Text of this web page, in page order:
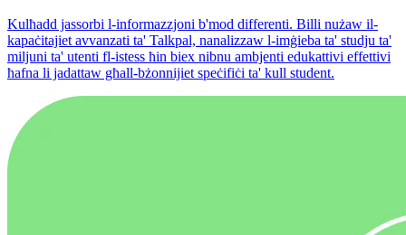
Kulħadd jassorbi l-informazzjoni b'mod differenti. Billi nużaw il-
kapaċitajiet avvanzati ta' Talkpal, nanalizzaw l-imġieba ta' studju ta'
miljuni ta' utenti fl-istess ħin biex nibnu ambjenti edukattivi effettivi
ħafna li jadattaw għall-bżonnijiet speċifiċi ta' kull student.